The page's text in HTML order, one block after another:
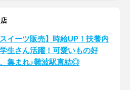
スイーツ販売】時給UP！扶養内
生さん活躍！可愛いもの好
集まれ♪難波駅直結◎